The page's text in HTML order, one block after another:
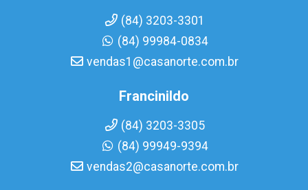
(84) 3203-3301
(84) 99984-0834
vendas1@casanorte.com.br
Francinildo
(84) 3203-3305
(84) 99949-9394
vendas2@casanorte.com.br